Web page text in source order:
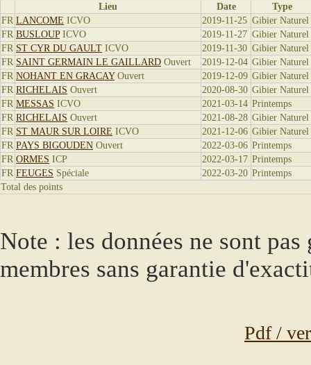
Lieu Date
Type
FR LANCOME ICVO 2019-11-25 Gibier Naturel
FR BUSLOUPICVO 2019-11-27 Gibier Naturel
FR ST CYR DU GAULT ICVO 2019-11-30 Gibier Naturel
FR SAINT GERMAIN LE GAILLARD Ouvert 2019-12-04 Gibier Naturel
FR NOHANT EN GRACAYOuvert 2019-12-09 Gibier Naturel
FR RICHELAIS Ouvert 2020-08-30 Gibier Naturel
FR MESSAS ICVO 2021-03-14 Printemps
FR RICHELAIS Ouvert 2021-08-28 Gibier Naturel
FR ST MAUR SUR LOIRE ICVO 2021-12-06 Gibier Naturel
FR PAYS BIGOUDEN Ouvert 2022-03-06 Printemps
FR ORMES ICP 2022-03-17 Printemps
FR FEUGES Spéciale 2022-03-20 Printemps
Total des points
Note : les données ne sont
membres sans garantie
Pdf /